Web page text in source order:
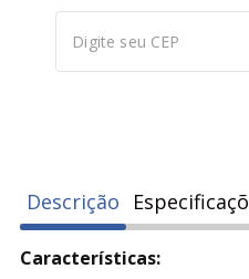
Descrição
Características: